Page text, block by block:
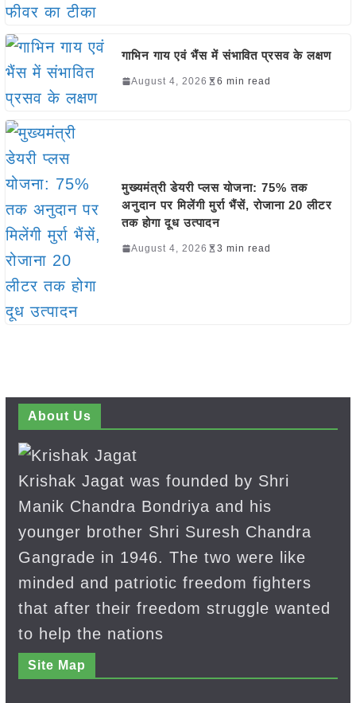
गाभिन गाय एवं भैंस में संभावित प्रसव के लक्षण
August 4, 2026 6 min read
मुख्यमंत्री डेयरी प्लस योजना: 75% तक
अनुदान पर मिलेंगी मुर्रा भैंसें, रोजाना 20 लीटर
तक होगा दूध उत्पादन
August 4, 2026 3 min read
About Us
Krishak Jagat was founded by Shri
Manik Chandra Bondriya and his
younger brother Shri Suresh Chandra
Gangrade in 1946. The two were like
minded and patriotic freedom fighters
that after their freedom struggle wanted
to help the nations
Site Map